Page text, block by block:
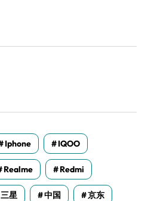
Iphone IQOO
Realme Redmi
三星 中国 京东